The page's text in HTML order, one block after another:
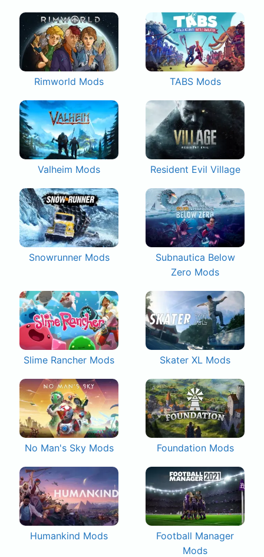
Rimworld Mods TABS Mods
Valheim Mods Resident Evil Village
Snowrunner Mods
Subnautica Below
Zero Mods
Slime Rancher Mods Skater XL Mods
No Man's Sky Mods Foundation Mods
Humankind Mods
Football Manager
Mods